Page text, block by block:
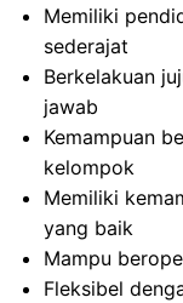
Memiliki
sederajat
Berkelakuan
jawab
Kemampuan
kelompok
Memiliki
yang baik
Mampu
Fleksibel